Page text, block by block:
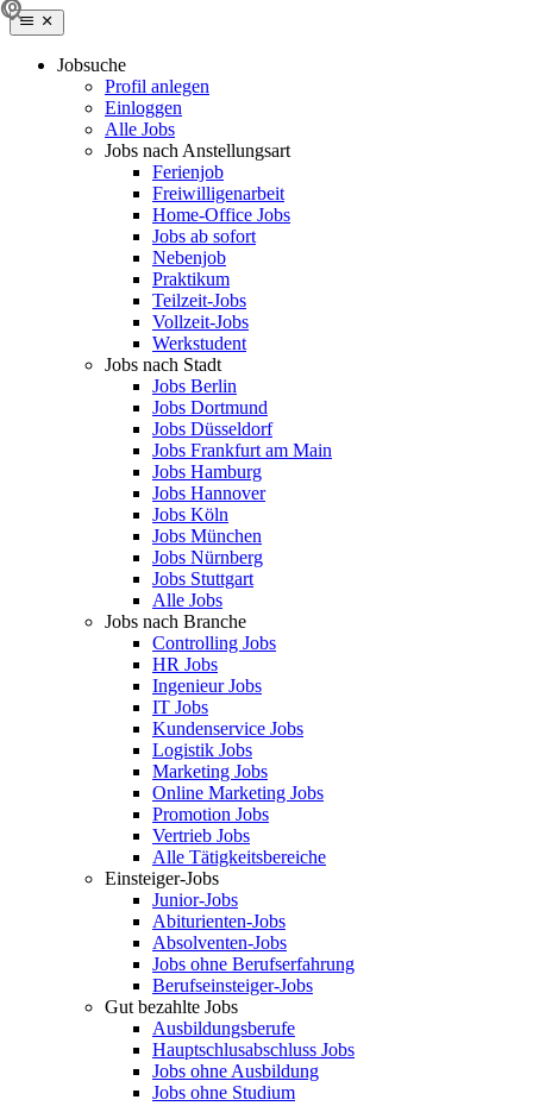
Jobsuche
Profil anlegen
Einloggen
Alle Jobs
Jobs nach Anstellungsart
Ferienjob
Freiwilligenarbeit
Home-Office Jobs
Jobs ab sofort
Nebenjob
Praktikum
Teilzeit-Jobs
Vollzeit-Jobs
Werkstudent
Jobs nach Stadt
Jobs Berlin
Jobs Dortmund
Jobs Düsseldorf
Jobs Frankfurt am Main
Jobs Hamburg
Jobs Hannover
Jobs Köln
Jobs München
Jobs Nürnberg
Jobs Stuttgart
Alle Jobs
Jobs nach Branche
Controlling Jobs
HR Jobs
Ingenieur Jobs
IT Jobs
Kundenservice Jobs
Logistik Jobs
Marketing Jobs
Online Marketing Jobs
Promotion Jobs
Vertrieb Jobs
Alle Tätigkeitsbereiche
Einsteiger-Jobs
Junior-Jobs
Abiturienten-Jobs
Absolventen-Jobs
Jobs ohne Berufserfahrung
Berufseinsteiger-Jobs
Gut bezahlte Jobs
Ausbildungsberufe
Hauptschlusabschluss Jobs
Jobs ohne Ausbildung
Jobs ohne Studium